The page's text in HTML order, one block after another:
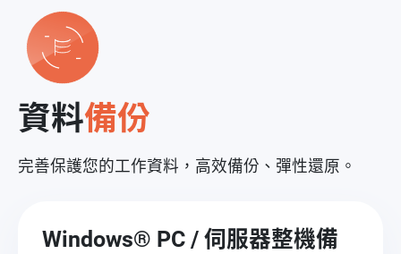
資料備份
完善保護您的工作資料，高效備份、彈性還原。
Windows® PC / 伺服器整機備